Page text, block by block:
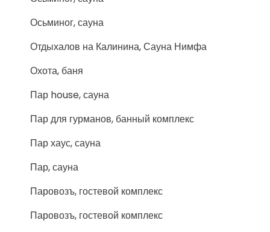
Осьминог, сауна
Отдыхалов на Калинина, Сауна Нимфа
Охота, баня
Пар house, сауна
Пар для гурманов, банный комплекс
Пар хаус, сауна
Пар, сауна
Паровозъ, гостевой комплекс
Паровозъ, гостевой комплекс